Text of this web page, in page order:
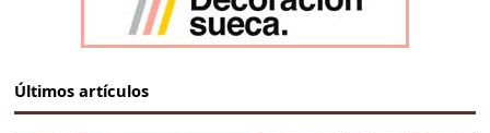
Últimos artículos